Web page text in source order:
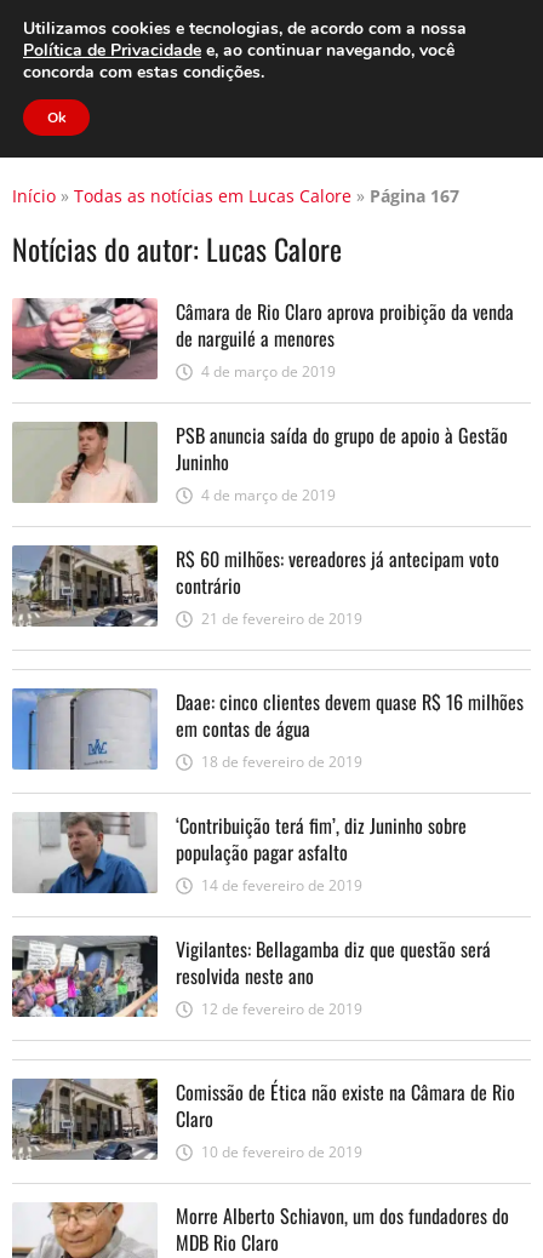
Clube do Assinante Área do Assinante
Início » Todas as notícias em Lucas Calore » Página 167
Notícias do autor: Lucas Calore
Câmara de Rio Claro aprova proibição da venda
de narguilé a menores
4 de março de 2019
PSB anuncia saída do grupo de apoio à Gestão
Juninho
4 de março de 2019
R$ 60 milhões: vereadores já antecipam voto
contrário
21 de fevereiro de 2019
Daae: cinco clientes devem quase R$ 16 milhões
em contas de água
18 de fevereiro de 2019
‘Contribuição terá fim’, diz Juninho sobre
população pagar asfalto
14 de fevereiro de 2019
Vigilantes: Bellagamba diz que questão será
resolvida neste ano
12 de fevereiro de 2019
Comissão de Ética não existe na Câmara de Rio
Claro
10 de fevereiro de 2019
Morre Alberto Schiavon, um dos fundadores do
MDB Rio Claro
Utilizamos cookies e tecnologias, de acordo com a nossa
Política de Privacidade e, ao continuar navegando, você
concorda com estas condições.
Ok